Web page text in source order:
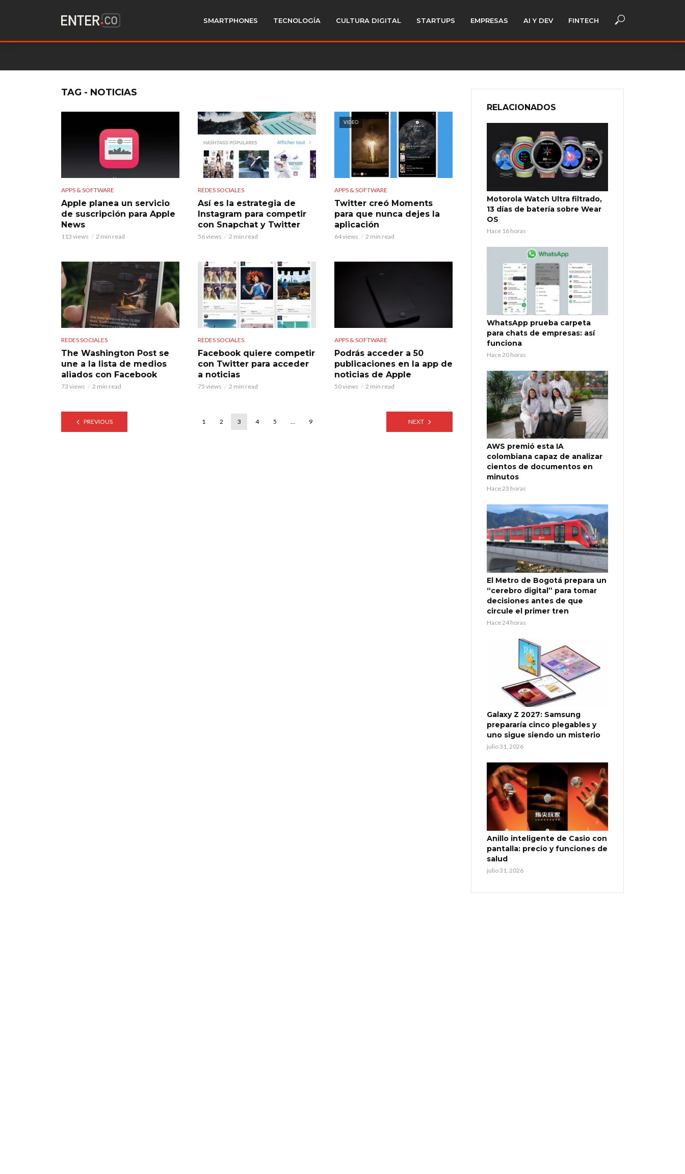
SMARTPHONES TECNOLOGÍA CULTURA DIGITAL STARTUPS EMPRESAS AI Y DEV FINTECH
TAG - NOTICIAS
APPS & SOFTWARE
Apple planea un servicio
de suscripción para Apple
News
113 views 2 min read
REDES SOCIALES
Así es la estrategia de
Instagram para competir
con Snapchat y Twitter
56 views 2 min read
VIDEO
APPS & SOFTWARE
Twitter creó Moments
para que nunca dejes la
aplicación
64 views 2 min read
REDES SOCIALES
The Washington Post se
une a la lista de medios
aliados con Facebook
73 views 2 min read
REDES SOCIALES
Facebook quiere competir
con Twitter para acceder
a noticias
75 views 2 min read
APPS & SOFTWARE
Podrás acceder a 50
publicaciones en la app de
noticias de Apple
50 views 2 min read
PREVIOUS 1 2 3 4 5 … 9 NEXT
RELACIONADOS
Motorola Watch Ultra filtrado,
13 días de batería sobre Wear
OS
Hace 16 horas
WhatsApp prueba carpeta
para chats de empresas: así
funciona
Hace 20 horas
AWS premió esta IA
colombiana capaz de analizar
cientos de documentos en
minutos
Hace 23 horas
El Metro de Bogotá prepara un
“cerebro digital” para tomar
decisiones antes de que
circule el primer tren
Hace 24 horas
Galaxy Z 2027: Samsung
prepararía cinco plegables y
uno sigue siendo un misterio
julio 31, 2026
Anillo inteligente de Casio con
pantalla: precio y funciones de
salud
julio 31, 2026